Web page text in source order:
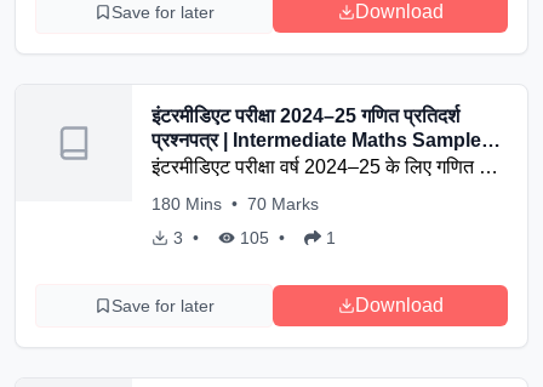
Save for later Download
इंटरमीडिएट परीक्षा 2024–25 गणित प्रतिदर्श
प्रश्नपत्र | Intermediate Maths Sample
Paper 2024-25 (Only Questions)
इंटरमीडिएट परीक्षा वर्ष 2024–25 के लिए गणित का
प्रतिदर्श प्रश्नपत्र (केवल प्रश्न) यहाँ उपलब्ध है।
180 Mins • 70 Marks
3 • 105 • 1
Save for later Download